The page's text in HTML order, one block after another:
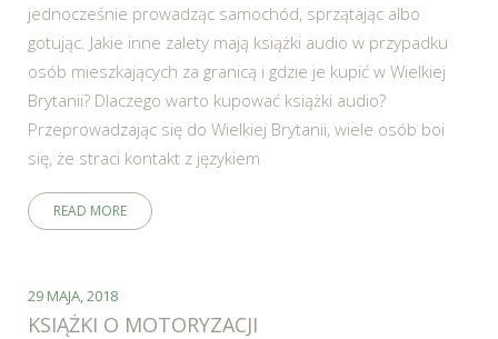
jednocześnie prowadząc samochód, sprzątając albo
gotując. Jakie inne zalety mają książki audio w przypadku
osób mieszkających za granicą i gdzie je kupić w Wielkiej
Brytanii? Dlaczego warto kupować książki audio?
Przeprowadzając się do Wielkiej Brytanii, wiele osób boi
się, że straci kontakt z językiem
READ MORE
29 MAJA, 2018
KSIĄŻKI O MOTORYZACJI